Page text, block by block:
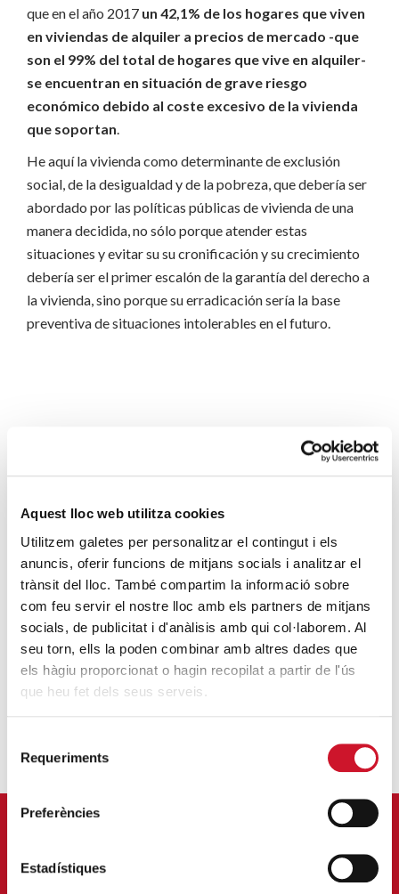
Aquest lloc web utilitza cookies
Utilitzem galetes per personalitzar el contingut i els
anuncis, oferir funcions de mitjans socials i analitzar el
trànsit del lloc. També compartim la informació sobre
com feu servir el nostre lloc amb els partners de mitjans
socials, de publicitat i d'anàlisis amb qui col·laborem. Al
seu torn, ells la poden combinar amb altres dades que
els hàgiu proporcionat o hagin recopilat a partir de l'ús
que heu fet dels seus serveis.
Requeriments
Preferències
Estadístiques
que en el año 2017 un 42,1% de los hogares que viven
en viviendas de alquiler a precios de mercado -que
son el 99% del total de hogares que vive en alquiler-
se encuentran en situación de grave riesgo
económico debido al coste excesivo de la vivienda
que soportan
He aquí la vivienda como determinante de exclusión
social, de la desigualdad y de la pobreza, que debería ser
abordado por las políticas públicas de vivienda de una
manera decidida, no sólo porque atender estas
situaciones y evitar su su cronificación y su crecimiento
debería ser el primer escalón de la garantía del derecho a
la vivienda, sino porque su erradicación sería la base
preventiva de situaciones intolerables en el futuro.
exclusión residencial exclusión social
vivienda
vivienda inadecuada vivienda insegura
CARME TRILLA
Correu-